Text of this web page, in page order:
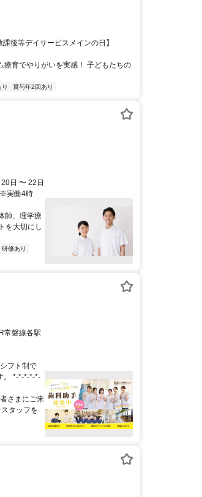
後等デイサービスメインの日】
療育でやりがいを実感！ 子どもたちの
り 賞与年2回あり
日 〜 22日
実働4時
師、理学療
を大切にし
研修あり
フト制で
。 *-*-*-*-*-
さまにご来
タッフを